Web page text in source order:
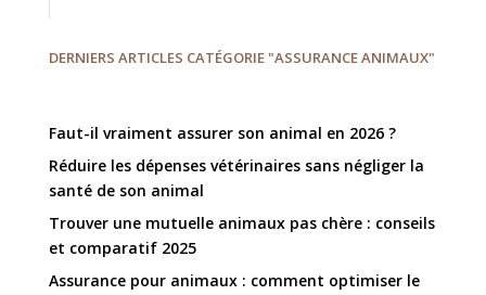
DERNIERS ARTICLES CATÉGORIE "ASSURANCE ANIMAUX"
Faut-il vraiment assurer son animal en 2026 ?
Réduire les dépenses vétérinaires sans négliger la
santé de son animal
Trouver une mutuelle animaux pas chère : conseils
et comparatif 2025
Assurance pour animaux : comment optimiser le